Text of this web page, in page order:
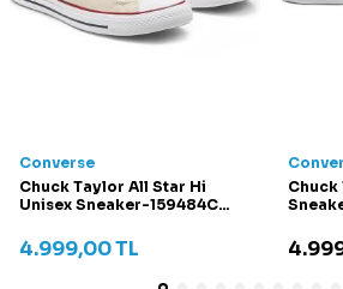
Converse
Chuck Taylor All Star Hi
Unisex Sneaker-159484C
4.999,00TL
Chuck